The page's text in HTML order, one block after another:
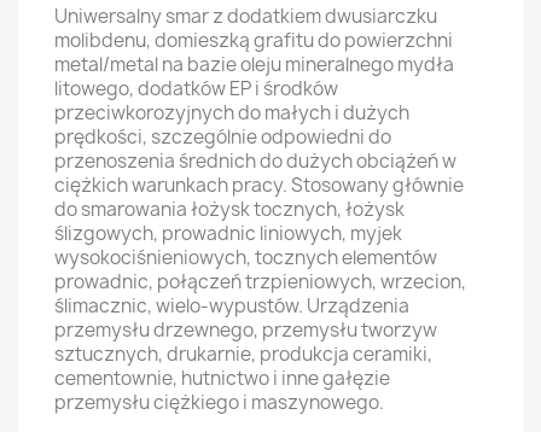
Uniwersalny smar z dodatkiem dwusiarczku
molibdenu, domieszką grafitu do powierzchni
metal/metal na bazie oleju mineralnego mydła
litowego, dodatków EP i środków
przeciwkorozyjnych do małych i dużych
prędkości, szczególnie odpowiedni do
przenoszenia średnich do dużych obciążeń w
ciężkich warunkach pracy. Stosowany głównie
do smarowania łożysk tocznych, łożysk
ślizgowych, prowadnic liniowych, myjek
wysokociśnieniowych, tocznych elementów
prowadnic, połączeń trzpieniowych, wrzecion,
ślimacznic, wielo-wypustów. Urządzenia
przemysłu drzewnego, przemysłu tworzyw
sztucznych, drukarnie, produkcja ceramiki,
cementownie, hutnictwo i inne gałęzie
przemysłu ciężkiego i maszynowego.